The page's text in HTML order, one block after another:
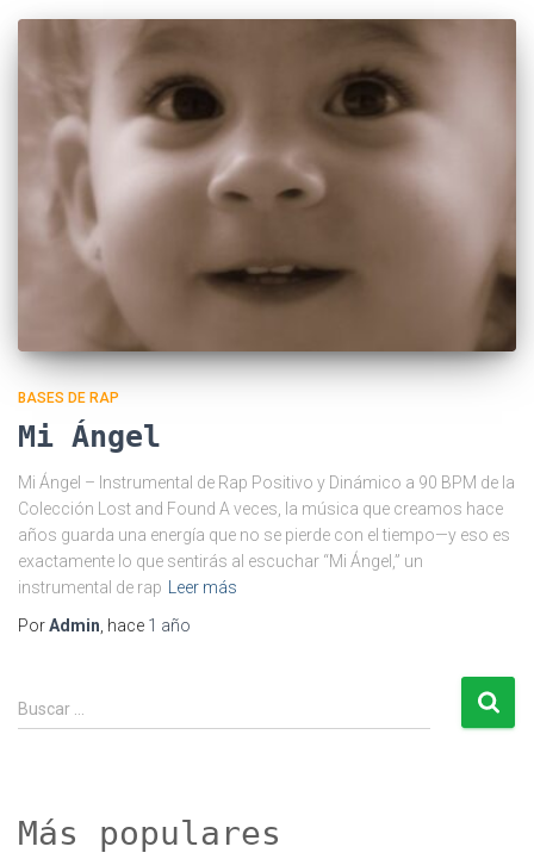
BASES DE RAP
Mi Ángel
Mi Ángel – Instrumental de Rap Positivo y Dinámico a 90 BPM de la
Colección Lost and Found A veces, la música que creamos hace
años guarda una energía que no se pierde con el tiempo—y eso es
exactamente lo que sentirás al escuchar “Mi Ángel,” un
instrumental de rap Leer más
PorAdmin , hace 1 año
u
Buscar …
Más populares